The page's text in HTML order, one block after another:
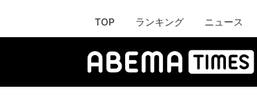
TOP ランキング ニュース